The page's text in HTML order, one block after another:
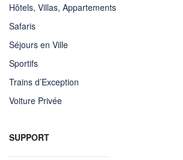
Hôtels, Villas, Appartements
Safaris
Séjours en Ville
Sportifs
Trains d’Exception
Voiture Privée
SUPPORT